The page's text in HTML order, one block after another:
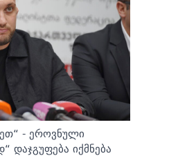
- ეროვნული
დაჯგუფება იქმნება